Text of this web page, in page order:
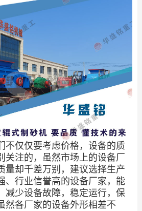
不仅仅要考虑价格，设备的质
关注的，虽然市场上的设备厂
量却千差万别，建议选择生产
、行业信誉高的设备厂家，能
减少设备故障，稳定运行，保
然各厂家的设备外形相差不